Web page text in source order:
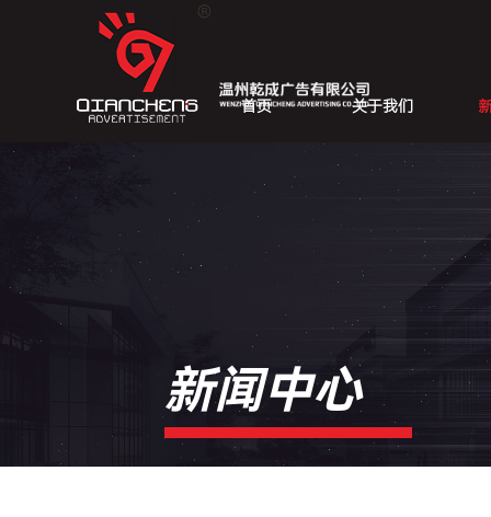
首页 关于我们
新闻中心